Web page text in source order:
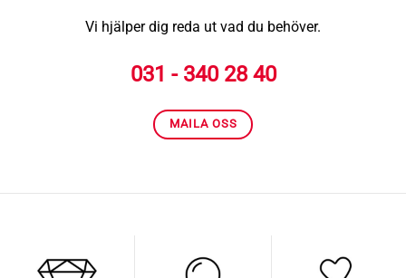
Vi hjälper dig reda ut vad du behöver.
031 - 340 28 40
MAILA OSS